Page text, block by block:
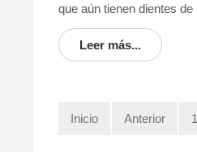
que aún tienen dientes de
Leer más...
Inicio Anterior 1